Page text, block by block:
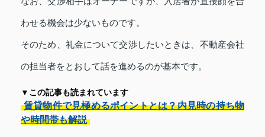
わせる機会は少ないものです。
そのため、礼金について交渉したいときは、不動産会社
の担当者をとおして話を進めるのが基本です。
▼この記事も読まれています
賃貸物件で見極めるポイントとは？内見時の持ち物
や時間帯も解説